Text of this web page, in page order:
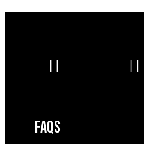
FAQS